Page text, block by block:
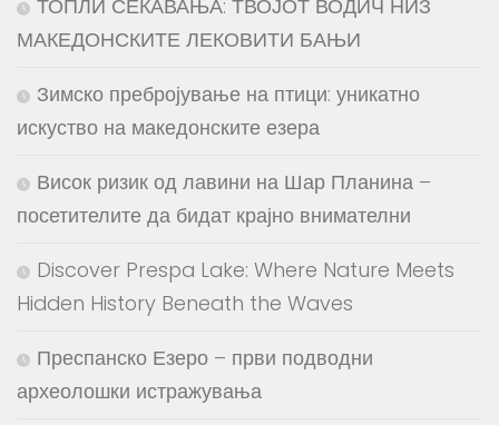
ТОПЛИ СЕЌАВАЊА: ТВОЈОТ ВОДИЧ НИЗ
МАКЕДОНСКИТЕ ЛЕКОВИТИ БАЊИ
Зимско пребројување на птици: уникатно
искуство на македонските езера
Висок ризик од лавини на Шар Планина –
посетителите да бидат крајно внимателни
Discover Prespa Lake: Where Nature Meets
Hidden History Beneath the Waves
Преспанско Езеро – први подводни
археолошки истражувања